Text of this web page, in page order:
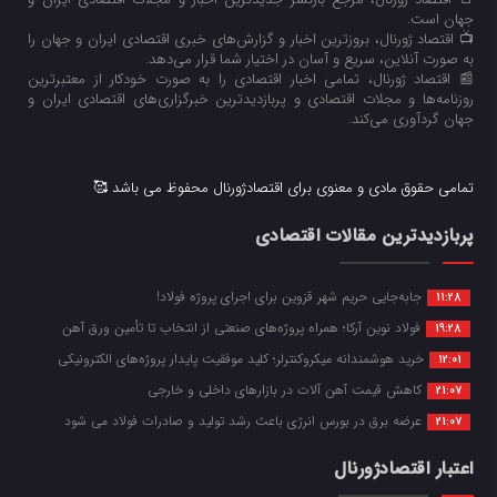
جهان است.
📺 اقتصاد ژورنال، بروزترین اخبار و گزارش‌های خبری اقتصادی ایران و جهان را
به صورت آنلاین، سریع و آسان در اختیار شما قرار می‌‌دهد.
📰 اقتصاد ژورنال، تمامی اخبار اقتصادی را به صورت خودکار از معتبرترین
روزنامه‌ها و مجلات اقتصادی و پربازدیدترین خبرگزاری‌های اقتصادی ایران و
جهان گردآوری می‌کند.
تمامی حقوق مادی و معنوی برای اقتصادژورنال محفوظ می باشد 🥰
پربازدیدترین مقالات اقتصادی
11:28 جابه‌جایی حریم شهر قزوین برای اجرای پروژه فولاد!
19:28 فولاد نوین آرکا؛ همراه پروژه‌های صنعتی از انتخاب تا تأمین ورق آهن
12:01 خرید هوشمندانه میکروکنترلر؛ کلید موفقیت پایدار پروژه‌های الکترونیکی
21:07 کاهش قیمت آهن آلات در بازارهای داخلی و خارجی
21:07 عرضه برق در بورس انرژی باعث رشد تولید و صادرات فولاد می شود
اعتبار اقتصادژورنال